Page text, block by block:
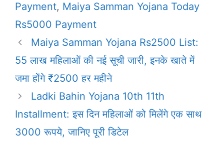
Payment, Maiya Samman Yojana Today
Rs5000 Payment
Maiya Samman Yojana Rs2500 List:
55 लाख महिलाओं की नई सूची जारी, इनके खाते में
जमा होंगे ₹2500 हर महीने
Ladki Bahin Yojana 10th 11th
Installment: इस दिन महिलाओं को मिलेंगे एक साथ
3000 रूपये, जानिए पूरी डिटेल